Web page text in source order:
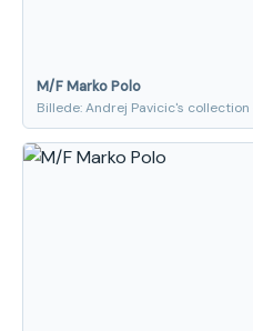
M/F Marko Polo
Billede: Andrej Pavicic's